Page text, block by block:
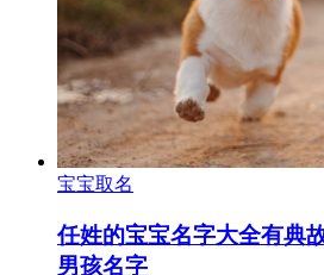
宝宝取名
任姓的宝宝名字大全有典
男孩名字